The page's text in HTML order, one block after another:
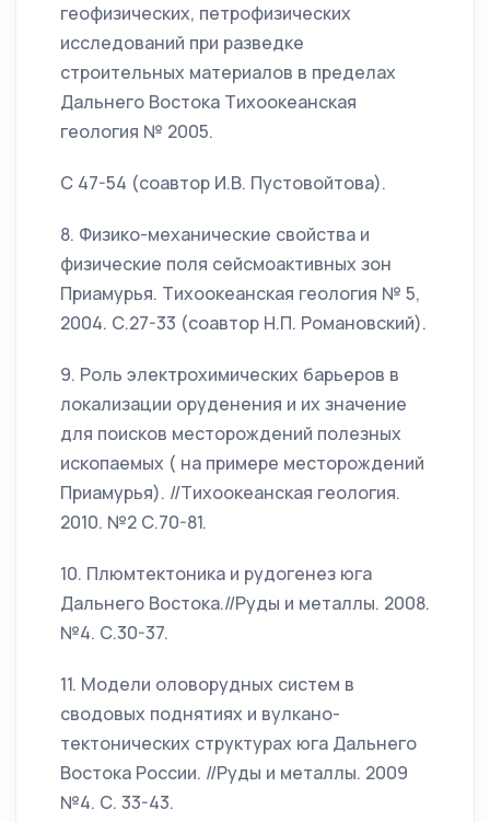
геофизических, петрофизических
исследований при разведке
строительных материалов в пределах
Дальнего Востока Тихоокеанская
геология № 2005.
С 47-54 (соавтор И.В. Пустовойтова).
8. Физико-механические свойства и
физические поля сейсмоактивных зон
Приамурья. Тихоокеанская геология № 5,
2004. С.27-33 (соавтор Н.П. Романовский).
9. Роль электрохимических барьеров в
локализации оруденения и их значение
для поисков месторождений полезных
ископаемых ( на примере месторождений
Приамурья). //Тихоокеанская геология.
2010. №2 С.70-81.
10. Плюмтектоника и рудогенез юга
Дальнего Востока.//Руды и металлы. 2008.
№4. С.30-37.
11. Модели оловорудных систем в
сводовых поднятиях и вулкано-
тектонических структурах юга Дальнего
Востока России. //Руды и металлы. 2009
№4. С. 33-43.